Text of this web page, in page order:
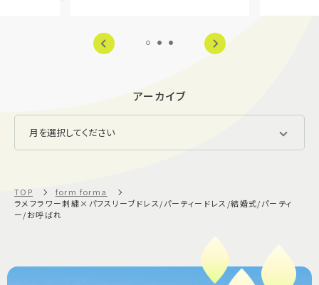
アーカイブ
TOP
form forma
ラメフラワー刺繍×パフスリーブドレス/パーティードレス/結婚式/パーティ
ー/お呼ばれ